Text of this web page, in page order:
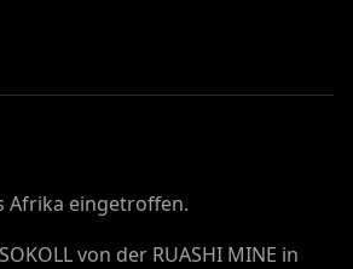
Afrika eingetroffen.
von der RUASHI MINE in